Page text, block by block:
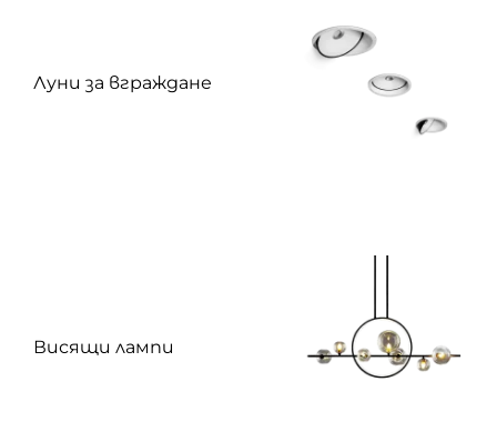
Луни за вграждане
Висящи лампи